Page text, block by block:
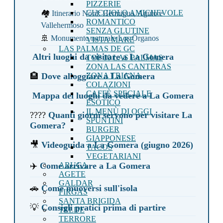
PIZZERIE
CUCCIOLO AMICHEVOLE
ROMANTICO
SENZA GLUTINE
VISTA MARE
LAS PALMAS DE GC
TOP 10 LAS PALMAS
ZONA LAS CANTERAS
ZONA TRIANA
COLAZIONI
CAFFÈ SPECIALE
ESOTICO
IL MENÙ DI OGGI
SPUNTINI
BURGER
GIAPPONESE
TACOS
VEGETARIANI
ARUCA
AGETE
GALDAR
FIRGAS
SANTA BRIGIDA
TELDE
TERRORE
🏘️ Itinerario Nord: Hermigua, Agulo e
Vallehermoso
🚢 Monumento naturale Los Órganos
Altri luoghi da visitare a La Gomera
🏨 Dove alloggiare a La Gomera
Mappa dei luoghi da vedere a La Gomera
???? Quanti giorni servono per visitare La
Gomera?
🎥 Videoguida a La Gomera (giugno 2026)
✈️ Come arrivare a La Gomera
🚗 Come muoversi sull'isola
💡 Consigli pratici prima di partire